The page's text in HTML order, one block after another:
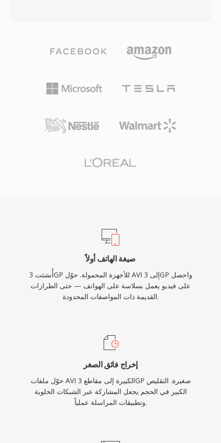
بتجاوز الحد الأصلي. رغم مرور عقود على إنشائها،
من قبل مشغلات الوسائط وأدوات التحرير عبر جميع
الوسائط المتعددة إلى الأجهزة المحمولة خلال حقبة
وعتاد الأجهزة تفرض قيوداً صارمة على أحجام
الملفات. تتخلص الحاوية المبسطة من الحمل الزائد
أصغر حجماً بشكل ملحوظ تُبث بشكل موثوق عبر
والصور الثابتة داخل الحاوية. ضمن الاعتماد الواسع من
القديمة وفي المناطق التي يظل فيها توصيل الفيديو
صيغة الهاتف أولاً
أُنشئت 3GP للأجهزة المحمولة. حوّل AVI إلى 3GP واحصل
على فيديو يعمل بسلاسة على الهواتف — حتى الطرازات
القديمة ذات المواصفات المحدودة.
إخراج فائق الصغر
حوّل ملفات AVI الكبيرة إلى مقاطع 3GP صغيرة. التقليص
الكبير في الحجم يجعل المشاركة عبر الشبكات الخلوية
وتطبيقات المراسلة عملياً.